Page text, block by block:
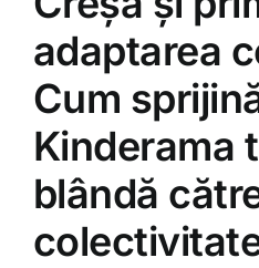
adaptarea
Cum
Kinderama
blândă